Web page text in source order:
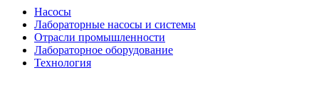
Насосы
Лабораторные насосы и системы
Отрасли промышленности
Лабораторное оборудование
Технология